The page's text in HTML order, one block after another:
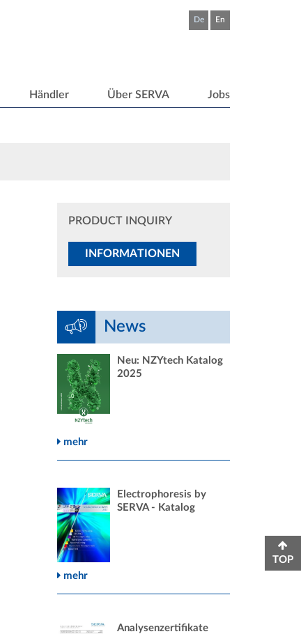
De En
Händler Über SERVA Jobs
PRODUCT INQUIRY
INFORMATIONEN
News
Neu: NZYtech Katalog
2025
mehr
Electrophoresis by
SERVA - Katalog
mehr
Analysenzertifikate
TOP